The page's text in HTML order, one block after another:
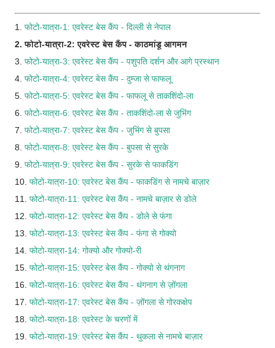
1. फोटो-यात्रा-1: एवरेस्ट बेस कैंप - दिल्ली से नेपाल
2. फोटो-यात्रा-2: एवरेस्ट बेस कैंप - काठमांडू आगमन
3. फोटो-यात्रा-3: एवरेस्ट बेस कैंप - पशुपति दर्शन और आगे प्रस्थान
4. फोटो-यात्रा-4: एवरेस्ट बेस कैंप - दुम्जा से फाफलू
5. फोटो-यात्रा-5: एवरेस्ट बेस कैंप - फाफलू से ताकशिंदो-ला
6. फोटो-यात्रा-6: एवरेस्ट बेस कैंप - ताकशिंदो-ला से जुभिंग
7. फोटो-यात्रा-7: एवरेस्ट बेस कैंप - जुभिंग से बुपसा
8. फोटो-यात्रा-8: एवरेस्ट बेस कैंप - बुपसा से सुरके
9. फोटो-यात्रा-9: एवरेस्ट बेस कैंप - सुरके से फाकडिंग
10. फोटो-यात्रा-10: एवरेस्ट बेस कैंप - फाकडिंग से नामचे बाज़ार
11. फोटो-यात्रा-11: एवरेस्ट बेस कैंप - नामचे बाज़ार से डोले
12. फोटो-यात्रा-12: एवरेस्ट बेस कैंप - डोले से फंगा
13. फोटो-यात्रा-13: एवरेस्ट बेस कैंप - फंगा से गोक्यो
14. फोटो-यात्रा-14: गोक्यो और गोक्यो-री
15. फोटो-यात्रा-15: एवरेस्ट बेस कैंप - गोक्यो से थंगनाग
16. फोटो-यात्रा-16: एवरेस्ट बेस कैंप - थंगनाग से ज़ोंगला
17. फोटो-यात्रा-17: एवरेस्ट बेस कैंप - ज़ोंगला से गोरकक्षेप
18. फोटो-यात्रा-18: एवरेस्ट के चरणों में
19. फोटो-यात्रा-19: एवरेस्ट बेस कैंप - थुकला से नामचे बाज़ार